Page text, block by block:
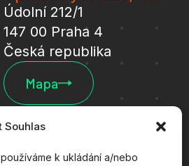
Souhlas
k ukládání a/nebo
Údolní 212/1
147 00 Praha 4
Česká republika
Mapa